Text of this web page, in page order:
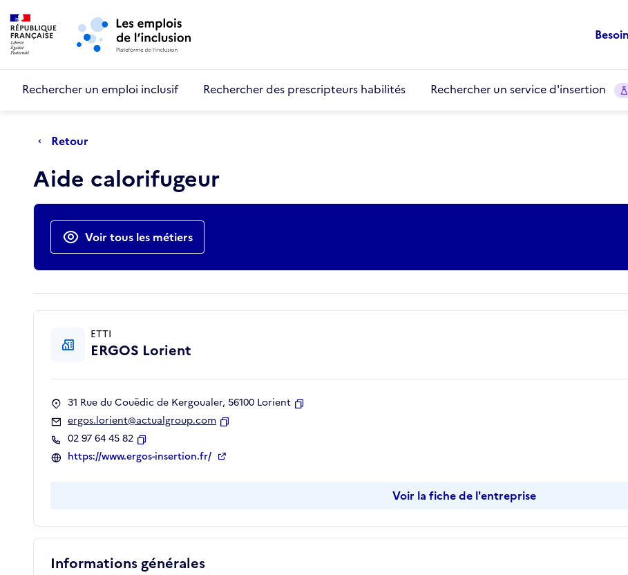
Aller au menu principal
Rechercher un emploi inclusif Rechercher des prescripteurs habilités Rechercher un service d'insertion
Retour
Aide calorifugeur
Actions rapides
Voir tous les métiers
Informations générales
ETTI
ERGOS Lorient
31 Rue du Couëdic de Kergoualer, 56100 Lorient
ergos.lorient@actualgroup.com
02 97 64 45 82
Copier
https://www.ergos-insertion.fr/
Voir la fiche de l'entreprise